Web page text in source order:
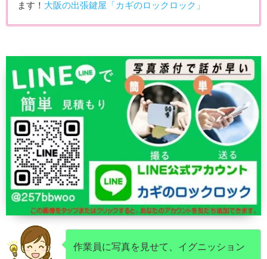
ます！ 大阪の出張鍵屋「カギのロックロック」
作業員に写真を見せて、イグニッション